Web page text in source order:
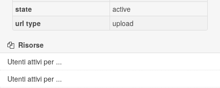
state
active
url type
upload
Risorse
Utenti attivi per ...
Utenti attivi per ...